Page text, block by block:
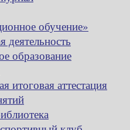
обучение»
деятельность
образование
итоговая аттестация